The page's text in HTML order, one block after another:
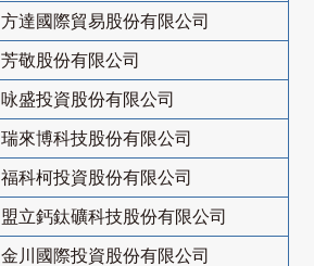
方達國際貿易股份有限公司
芳敬股份有限公司
咏盛投資股份有限公司
瑞來博科技股份有限公司
福科柯投資股份有限公司
盟立鈣鈦礦科技股份有限公司
金川國際投資股份有限公司